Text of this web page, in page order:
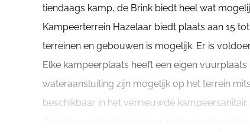
tiendaags kamp, de Brink biedt heel wat
Kampeerterrein Hazelaar biedt plaats aan 15
terreinen en gebouwen is mogelijk. Er is
Elke kampeerplaats heeft een eigen
wateraansluiting zijn mogelijk op het terrein
beschikbaar in het vernieuwde kampeersanitair.